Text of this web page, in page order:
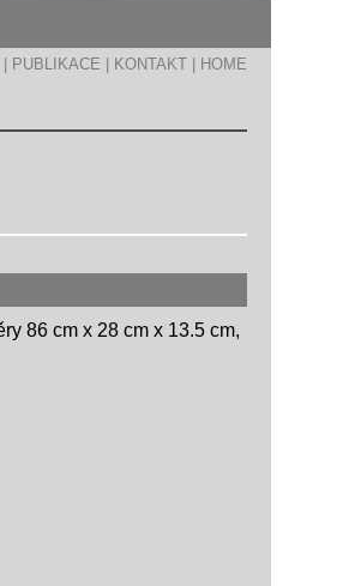
PUBLIKACE KONTAKT HOME
86 cm x 28 cm x 13.5 cm,